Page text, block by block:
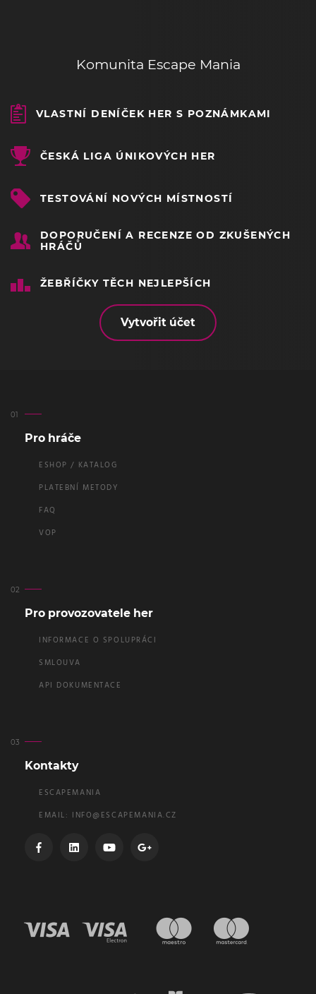
Komunita Escape Mania
VLASTNÍ DENÍČEK HER S POZNÁMKAMI
ČESKÁ LIGA ÚNIKOVÝCH HER
TESTOVÁNÍ NOVÝCH MÍSTNOSTÍ
DOPORUČENÍ A RECENZE OD ZKUŠENÝCH
HRÁČŮ
ŽEBŘÍČKY TĚCH NEJLEPŠÍCH
Vytvořit účet
Pro hráče
ESHOP / KATALOG
PLATEBNÍ METODY
FAQ
VOP
Pro provozovatele her
INFORMACE O SPOLUPRÁCI
SMLOUVA
API DOKUMENTACE
Kontakty
ESCAPEMANIA
EMAIL: INFO@ESCAPEMANIA.CZ